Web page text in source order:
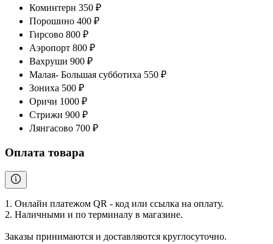
Коминтерн 350 ₽
Порошино 400 ₽
Гирсово 800 ₽
Аэропорт 800 ₽
Вахруши 900 ₽
Малая- Большая субботиха 550 ₽
Зониха 500 ₽
Оричи 1000 ₽
Стрижи 900 ₽
Лянгасово 700 ₽
Оплата товара
1. Онлайн платежом QR - код или ссылка на оплату.
2. Наличными и по терминалу в магазине.
Заказы принимаются и доставляются круглосуточно.